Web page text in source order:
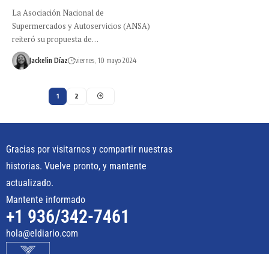
La Asociación Nacional de
Supermercados y Autoservicios (ANSA)
reiteró su propuesta de…
Jackelin Díaz viernes, 10 mayo 2024
1 2
Gracias por visitarnos y compartir nuestras
historias. Vuelve pronto, y mantente
actualizado.
Mantente informado
+1 936/342-7461
hola@eldiario.com